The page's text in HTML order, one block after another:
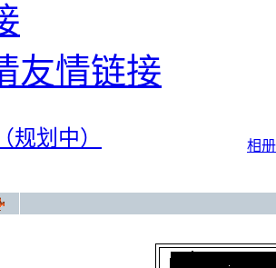
友情链接
规划中） 相